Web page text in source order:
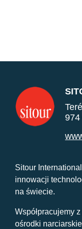
974
Sitour
innowacji
na świecie.
Współpracujemy
ośrodki